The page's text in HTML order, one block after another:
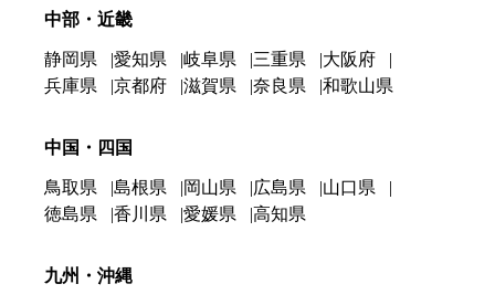
中部・近畿
静岡県 愛知県 岐阜県 三重県
大阪府
兵庫県
京都府 滋賀県 奈良県 和歌山県
中国・四国
鳥取県 島根県 岡山県 広島県
山口県
徳島県
香川県 愛媛県 高知県
九州・沖縄